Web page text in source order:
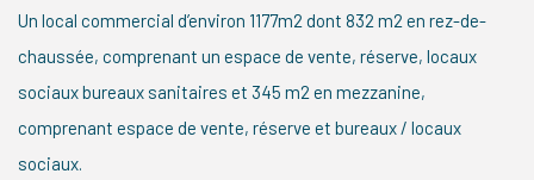
Un local commercial d’environ 1177m2 dont 832 m2 en rez-de-
chaussée, comprenant un espace de vente, réserve, locaux
sociaux bureaux sanitaires et 345 m2 en mezzanine,
comprenant espace de vente, réserve et bureaux / locaux
sociaux.